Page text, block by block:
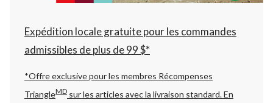
Expédition locale gratuite pour les commandes
admissibles de plus de 99 $*
*Offre exclusive pour les membres Récompenses
TriangleMD sur les articles avec la livraison standard.En